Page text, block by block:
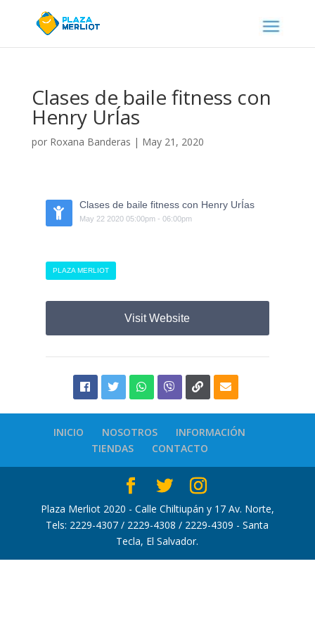
Clases de baile fitness con
Henry UrÍas
por Roxana Banderas | May 21, 2020
Clases de baile fitness con Henry UrÍas
May 22 2020 05:00pm- 06:00pm
PLAZA MERLIOT
Visit Website
INICIO NOSOTROS
INFORMACIÓN
TIENDAS
CONTACTO
Plaza Merliot 2020 - Calle Chiltiupán y 17 Av. Norte,
Tels: 2229-4307 / 2229-4308 / 2229-4309 - Santa
Tecla, El Salvador.